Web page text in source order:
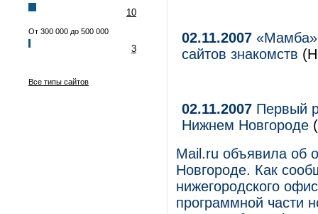
10
От 300 000 до 500 000
3
Все типы сайтов
02.11.2007 «Мамба»
сайтов знакомств
02.11.2007 Первый
Нижнем Новгороде
Mail.ru объявила об
Новгороде. Как
нижегородского
программной части